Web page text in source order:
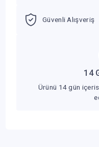
Güvenli Alışveriş
14
Ürünü 14 gün